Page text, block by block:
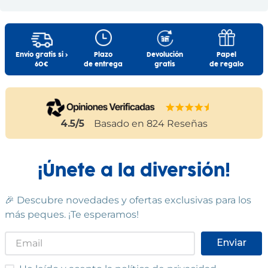
Instrucciones de uso y datos de contacto del fabricante
dentro del embalaje del producto. Si tienes dudas,
contáctanos a
info@drim.es
especificaciones, colores y contenidos
pueden variar respecto a los de la
ilustración.
Comprar Comprar
Envío gratis si >
60€
Plazo
de entrega
Devolución
gratis
Papel
de regalo
4.5/5 Basado en 824 Reseñas
¡Únete a la diversión!
🎉 Descubre novedades y ofertas exclusivas para los
más peques. ¡Te esperamos!
Enviar